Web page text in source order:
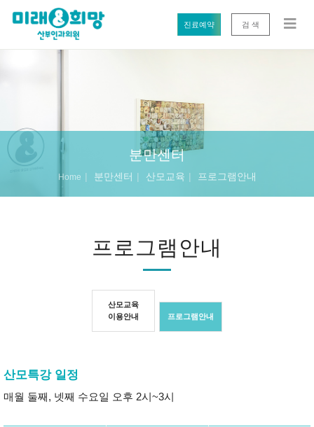
진료예약 검 색
분만센터
Home 분만센터 산모교육 프로그램안내
프로그램안내
산모교육
이용안내
프로그램안내
산모특강 일정
매월 둘째, 넷째 수요일 오후 2시~3시